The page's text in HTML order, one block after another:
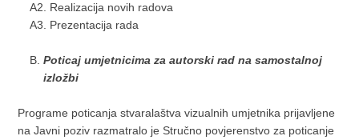
A2. Realizacija novih radova
A3. Prezentacija rada
Poticaj umjetnicima za autorski rad na samostalnoj
izložbi
Programe poticanja stvaralaštva vizualnih umjetnika prijavljene
na Javni poziv razmatralo je Stručno povjerenstvo za poticanje